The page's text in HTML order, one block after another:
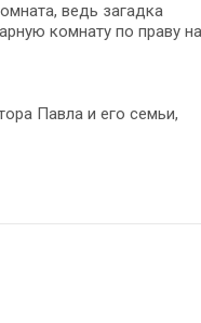
ведь загадка
комнату по праву
Павла и его семьи,